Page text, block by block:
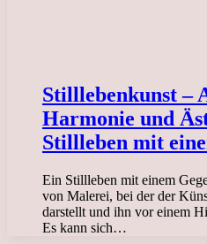
Stilllebenkunst –
Harmonie und
Stillleben mit
Ein Stillleben mit einem
von Malerei, bei der der
darstellt und ihn vor einem
Es kann sich…